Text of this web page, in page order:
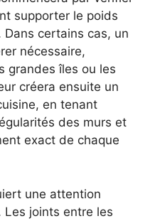
supporter le poids
certains cas, un
nécessaire,
grandes îles ou les
créera ensuite un
en tenant
des murs et
exact de chaque
une attention
joints entre les